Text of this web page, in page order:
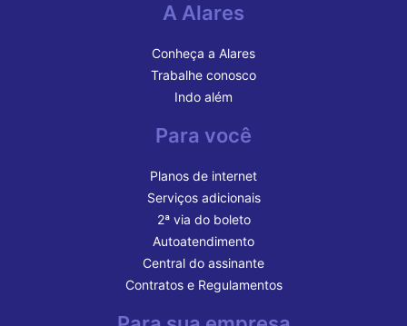
A Alares
Conheça a Alares
Trabalhe conosco
Indo além
Para você
Planos de internet
Serviços adicionais
2ª via do boleto
Autoatendimento
Central do assinante
Contratos e Regulamentos